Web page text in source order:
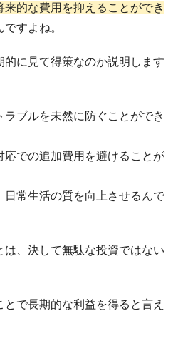
的な費用を抑えることができ
ですよね。
に見て得策なのか説明します
ラブルを未然に防ぐことができ
応での追加費用を避けることが
日常生活の質を向上させるんで
、決して無駄な投資ではない
で長期的な利益を得ると言え